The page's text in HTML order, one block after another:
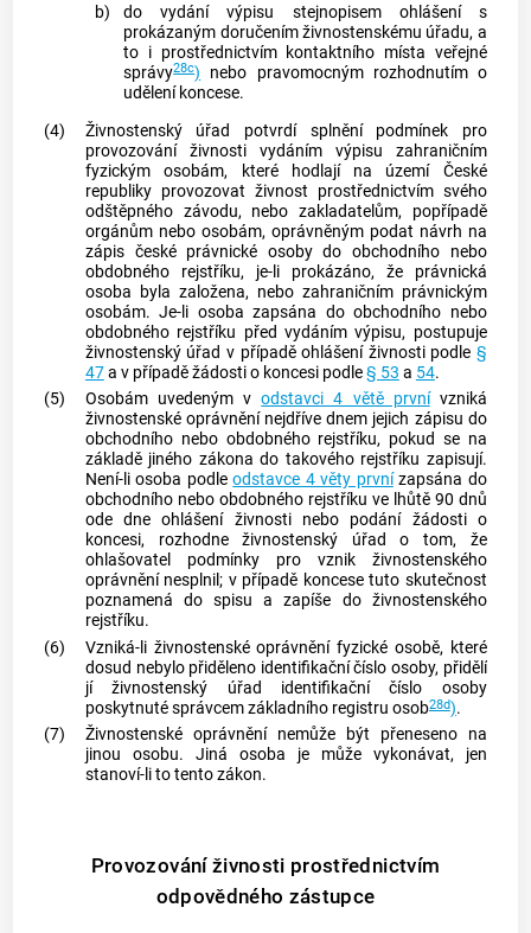
b)
do vydání výpisu stejnopisem ohlášení s
prokázaným doručením živnostenskému úřadu, a
to i prostřednictvím kontaktního místa veřejné
správy28c) nebo pravomocným rozhodnutím o
udělení koncese.
(4)
Živnostenský úřad potvrdí splnění podmínek pro
provozování živnostivydáním výpisu zahraničním
fyzickým osobám, které hodlají na území České
republiky provozovat živnost prostřednictvím svého
odštěpného závodu, nebo zakladatelům, popřípadě
orgánům nebo osobám, oprávněným podat návrh na
zápis české právnické osoby do obchodního nebo
obdobného rejstříku, je-li prokázáno, že právnická
osoba byla založena, nebo zahraničním právnickým
osobám. Je-li osoba zapsána do obchodního nebo
obdobného rejstříku před vydáním výpisu, postupuje
živnostenský úřad v případě ohlášení živnostipodle §
47a v případě žádosti o koncesi podle§ 53 a 54.
(5)
Osobám uvedeným vodstavci 4 větě prvnívzniká
živnostenské oprávnění nejdříve dnem jejich zápisu do
obchodního nebo obdobného rejstříku, pokud se na
základě jiného zákona do takového rejstříku zapisují.
Není-li osoba podleodstavce 4 věty prvnízapsána do
obchodního nebo obdobného rejstříku ve lhůtě 90 dnů
ode dne ohlášení živnostinebo podání žádosti o
koncesi, rozhodne živnostenský úřad o tom, že
ohlašovatel podmínky pro vznik živnostenského
oprávnění nesplnil; v případě koncese tuto skutečnost
poznamená do spisu a zapíše do živnostenského
rejstříku.
(6)
Vzniká-li živnostenské oprávnění fyzické osobě, které
dosud nebylo přiděleno identifikační číslo osoby, přidělí
jí živnostenský úřad identifikační číslo osoby
poskytnuté správcem základního registru osob28d).
(7)
Živnostenské oprávnění nemůže být přeneseno na
jinou osobu. Jiná osoba je může vykonávat, jen
stanoví-li to tento zákon.
Provozování živnosti prostřednictvím
odpovědného zástupce